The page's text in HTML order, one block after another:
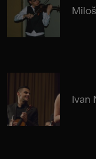
Ivan